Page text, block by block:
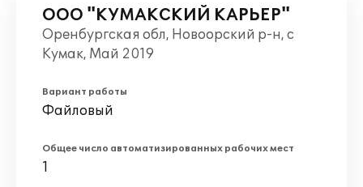
ООО "КУМАКСКИЙ КАРЬЕР"
Оренбургская обл, Новоорский р-н, с
Кумак, Май 2019
Вариант работы
Файловый
Общее число автоматизированных рабочих мест
1